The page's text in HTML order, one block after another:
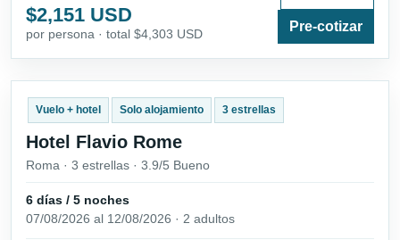
$2,151 USD
por persona · total $4,303 USD Pre-cotizar
Vuelo + hotel Solo alojamiento 3 estrellas
Hotel Flavio Rome
Roma · 3 estrellas · 3.9/5 Bueno
6 días / 5 noches
07/08/2026 al 12/08/2026 · 2 adultos